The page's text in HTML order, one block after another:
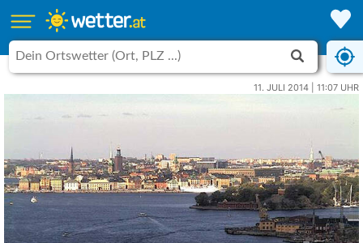
11. JULI 2014 | 11:07 UHR